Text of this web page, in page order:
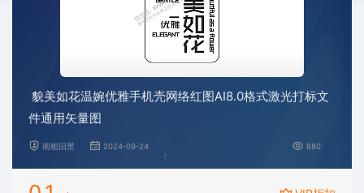
貌美如花温婉优雅手机壳网络红图AI8.0格式激光打标文
件通用矢量图
南栀旧景 2024-09-24 880